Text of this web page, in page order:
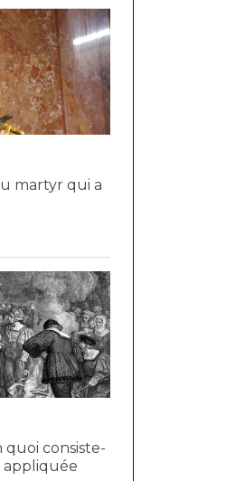
martyr qui a
quoi consiste-